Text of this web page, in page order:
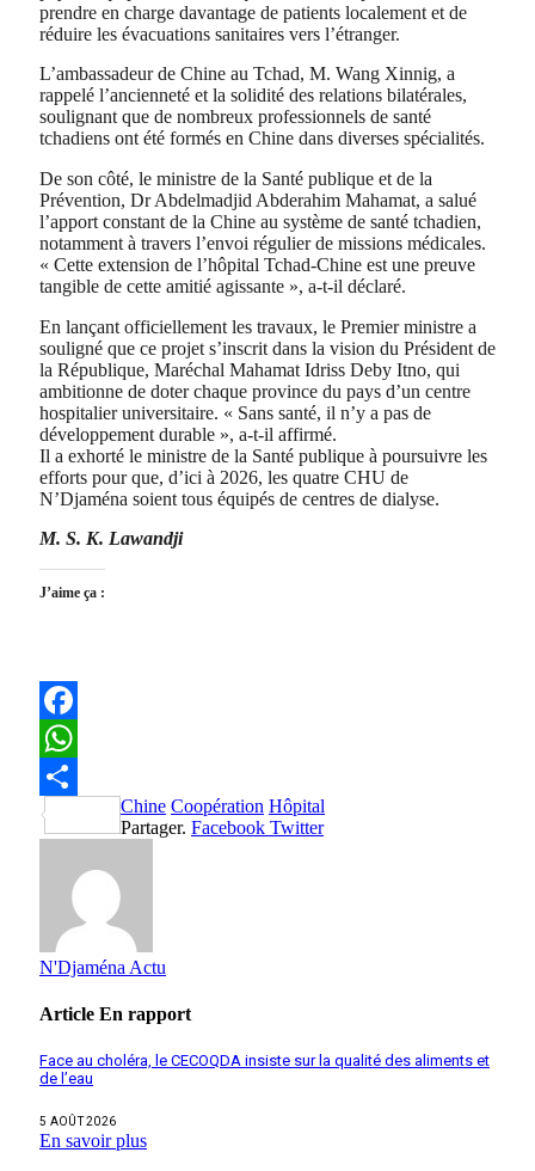
prendre en charge davantage de patients localement et de
réduire les évacuations sanitaires vers l’étranger.
L’ambassadeur de Chine au Tchad, M. Wang Xinnig, a
rappelé l’ancienneté et la solidité des relations bilatérales,
soulignant que de nombreux professionnels de santé
tchadiens ont été formés en Chine dans diverses spécialités.
De son côté, le ministre de la Santé publique et de la
Prévention, Dr Abdelmadjid Abderahim Mahamat, a salué
l’apport constant de la Chine au système de santé tchadien,
notamment à travers l’envoi régulier de missions médicales.
« Cette extension de l’hôpital Tchad-Chine est une preuve
tangible de cette amitié agissante », a-t-il déclaré.
En lançant officiellement les travaux, le Premier ministre a
souligné que ce projet s’inscrit dans la vision du Président de
la République, Maréchal Mahamat Idriss Deby Itno, qui
ambitionne de doter chaque province du pays d’un centre
hospitalier universitaire. « Sans santé, il n’y a pas de
développement durable », a-t-il affirmé.
Il a exhorté le ministre de la Santé publique à poursuivre les
efforts pour que, d’ici à 2026, les quatre CHU de
N’Djaména soient tous équipés de centres de dialyse.
M. S. K. Lawandji
J’aime ça :
Facebook
WhatsApp
Partager
Chine Coopération Hôpital
Partager. Facebook Twitter
N'Djaména Actu
Article En rapport
Face au choléra, le CECOQDA insiste sur la qualité des aliments et
de l’eau
5 AOÛT 2026
En savoir plus